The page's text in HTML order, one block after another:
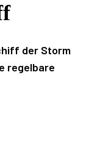
der Storm
regelbare